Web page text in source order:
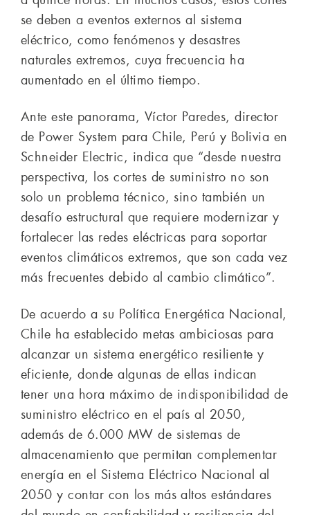
se deben a eventos externos al sistema
eléctrico, como fenómenos y desastres
naturales extremos, cuya frecuencia ha
aumentado en el último tiempo.
Ante este panorama, Víctor Paredes, director
de Power System para Chile, Perú y Bolivia en
Schneider Electric, indica que “desde nuestra
perspectiva, los cortes de suministro no son
solo un problema técnico, sino también un
desafío estructural que requiere modernizar y
fortalecer las redes eléctricas para soportar
eventos climáticos extremos, que son cada vez
más frecuentes debido al cambio climático”.
De acuerdo a su Política Energética Nacional,
Chile ha establecido metas ambiciosas para
alcanzar un sistema energético resiliente y
eficiente, donde algunas de ellas indican
tener una hora máximo de indisponibilidad de
suministro eléctrico en el país al 2050,
además de 6.000 MW de sistemas de
almacenamiento que permitan complementar
energía en el Sistema Eléctrico Nacional al
2050 y contar con los más altos estándares